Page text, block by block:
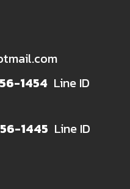
1454 Line ID
1445 Line ID